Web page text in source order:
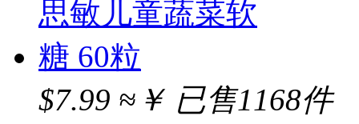
$7.99 ≈￥ 已售1168件